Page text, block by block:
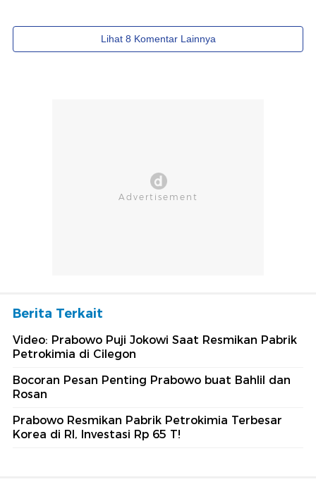
Berita Terkait
Video: Prabowo Puji Jokowi Saat Resmikan Pabrik
Petrokimia di Cilegon
Bocoran Pesan Penting Prabowo buat Bahlil dan
Rosan
Prabowo Resmikan Pabrik Petrokimia Terbesar
Korea di RI, Investasi Rp 65 T!